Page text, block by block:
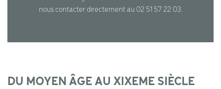
nous contacter directement au 02 51 57 22 03.
DU MOYEN ÂGE AU XIXEME SIÈCLE